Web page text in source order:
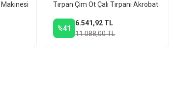
Makinesi
Tırpan Çim Ot Çalı Tırpanı Akrobat
%41
6.541,92 TL
11.088,00 TL